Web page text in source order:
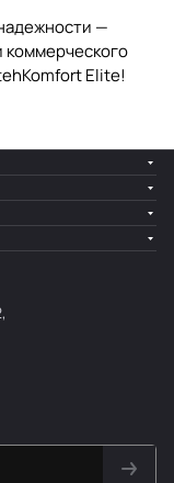
—
коммерческого
Elite!